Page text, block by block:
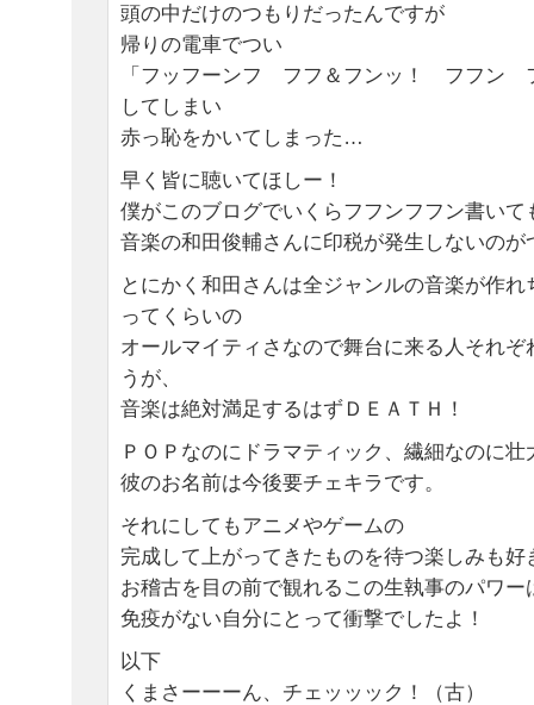
頭の中だけのつもりだったんですが
帰りの電車でつい
「フッフーンフ フフ＆フンッ！ フフン
してしまい
赤っ恥をかいてしまった…
早く皆に聴いてほしー！
僕がこのブログでいくらフフンフフン書いて
音楽の和田俊輔さんに印税が発生しないのが
とにかく和田さんは全ジャンルの音楽が作
ってくらいの
オールマイティさなので舞台に来る人それ
うが、
音楽は絶対満足するはずＤＥＡＴＨ！
ＰＯＰなのにドラマティック、繊細なのに
彼のお名前は今後要チェキラです。
それにしてもアニメやゲームの
完成して上がってきたものを待つ楽しみも好
お稽古を目の前で観れるこの生執事のパワー
免疫がない自分にとって衝撃でしたよ！
以下
くまさーーーん、チェッッック！（古）